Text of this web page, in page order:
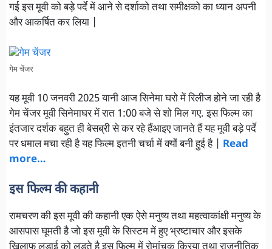
गई इस मूवी को बड़े पर्दे में आने से दर्शाको तथा समीक्षको का ध्यान अपनी
और आकर्षित कर लिया |
गेम चेंजर
यह मूवी 10 जनवरी 2025 यानी आज सिनेमा घरो में रिलीज होने जा रही है
गेम चेंजर मूवी सिनेमाघर में रात 1:00 बजे से शो मिल गए. इस फिल्म का
इंतजार दर्शक बहुत ही बेसब्री से कर रहे हैंआइए जानते हैं यह मूवी बड़े पर्दे
पर धमाल मचा रही है यह फिल्म इतनी चर्चा में क्यों बनी हुई है | Read
more…
इस फिल्म की कहानी
रामचरण की इस मूवी की कहानी एक ऐसे मनुष्य तथा महत्वाकांक्षी मनुष्य के
आसपास घूमती है जो इस मूवी के सिस्टम में हुए भ्रष्टाचार और इसके